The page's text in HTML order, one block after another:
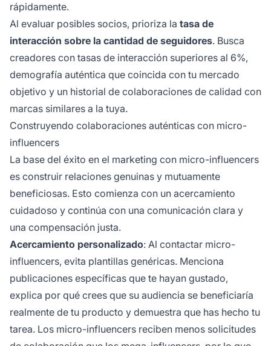
rápidamente.
Al evaluar posibles socios, prioriza la tasa de
interacción sobre la cantidad de seguidores. Busca
creadores con tasas de interacción superiores al 6%,
demografía auténtica que coincida con tu mercado
objetivo y un historial de colaboraciones de calidad con
marcas similares a la tuya.
Construyendo colaboraciones auténticas con micro-
influencers
La base del éxito en el marketing con micro-influencers
es construir relaciones genuinas y mutuamente
beneficiosas. Esto comienza con un acercamiento
cuidadoso y continúa con una comunicación clara y
una compensación justa.
Acercamiento personalizado: Al contactar micro-
influencers, evita plantillas genéricas. Menciona
publicaciones específicas que te hayan gustado,
explica por qué crees que su audiencia se beneficiaría
realmente de tu producto y demuestra que has hecho tu
tarea. Los micro-influencers reciben menos solicitudes